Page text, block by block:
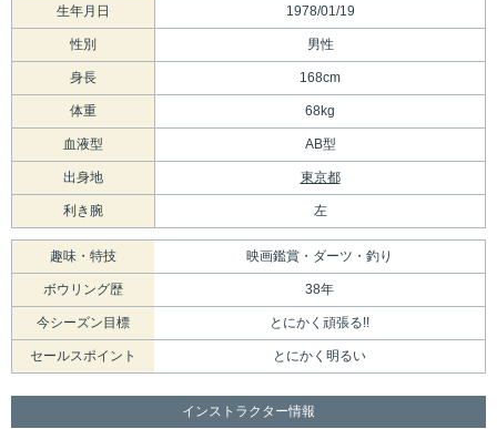
生年月日 1978/01/19
性別 男性
身長 168cm
体重 68kg
血液型 AB型
出身地 東京都
利き腕 左
趣味・特技 映画鑑賞・ダーツ・釣り
ボウリング歴 38年
今シーズン目標 とにかく頑張る!!
セールスポイント とにかく明るい
インストラクター情報